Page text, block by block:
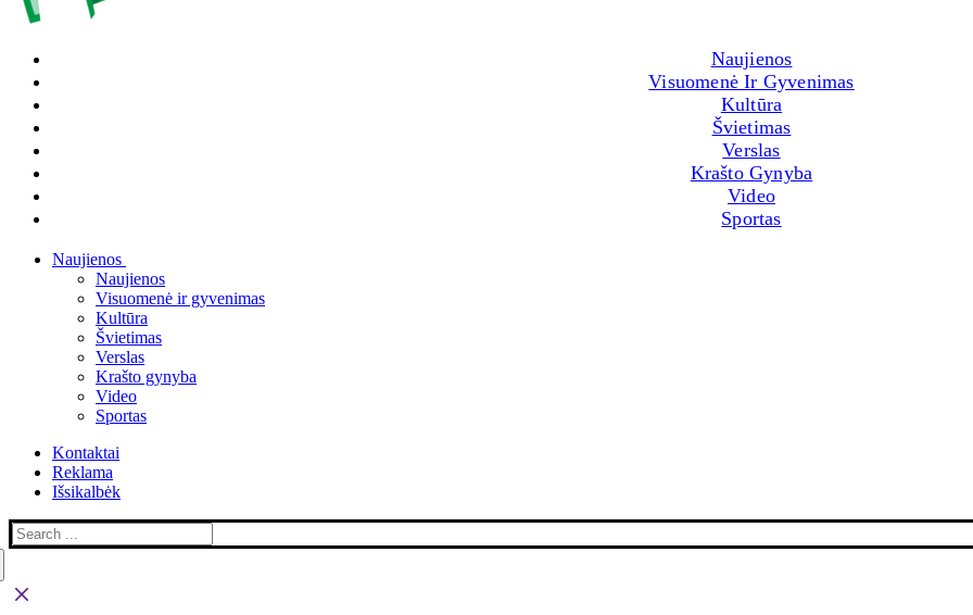
Naujienos
Visuomenė Ir Gyvenimas
Kultūra
Švietimas
Verslas
Krašto Gynyba
Video
Sportas
Naujienos
Naujienos
Visuomenė ir gyvenimas
Kultūra
Švietimas
Verslas
Krašto gynyba
Video
Sportas
Kontaktai
Reklama
Išsikalbėk